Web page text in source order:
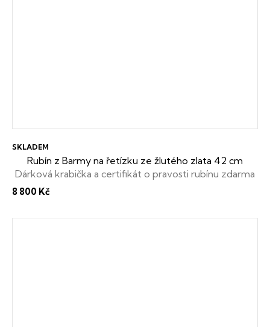
Rubín z Barmy na řetízku ze žlutého zlata 42 cm
Dárková krabička a certifikát o pravosti rubínu zdarma
SKLADEM
8 800 Kč